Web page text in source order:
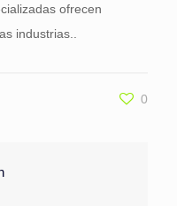
ofrecen
industrias..
0